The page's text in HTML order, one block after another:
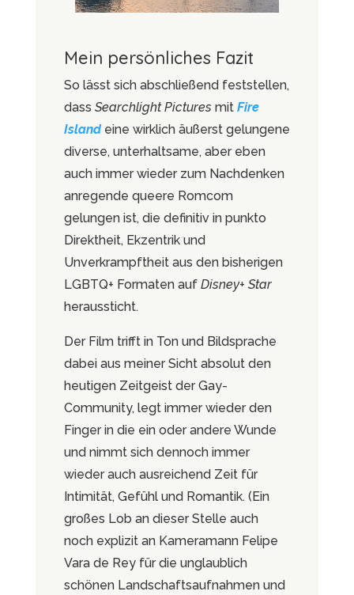
Mein persönliches Fazit
So lässt sich abschließend feststellen,
dass Searchlight Picturesmit Fire
Islandeine wirklich äußerst gelungene
diverse, unterhaltsame, aber eben
auch immer wieder zum Nachdenken
anregende queere Romcom
gelungen ist, die definitiv in punkto
Direktheit, Ekzentrik und
Unverkrampftheit aus den bisherigen
LGBTQ+ Formaten auf Disney+ Star
heraussticht.
Der Film trifft in Ton und Bildsprache
dabei aus meiner Sicht absolut den
heutigen Zeitgeist der Gay-
Community, legt immer wieder den
Finger in die ein oder andere Wunde
und nimmt sich dennoch immer
wieder auch ausreichend Zeit für
Intimität, Gefühl und Romantik. (Ein
großes Lob an dieser Stelle auch
noch explizit an Kameramann Felipe
Vara de Rey für die unglaublich
schönen Landschaftsaufnahmen und